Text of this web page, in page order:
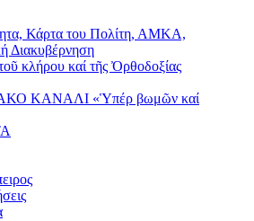
Κάρτα του Πολίτη, ΑΜΚΑ,
Διακυβέρνηση
κλήρου καί τῆς Ὀρθοδοξίας
ΚΑΝΑΛΙ «Ὑπέρ βωμῶν καί